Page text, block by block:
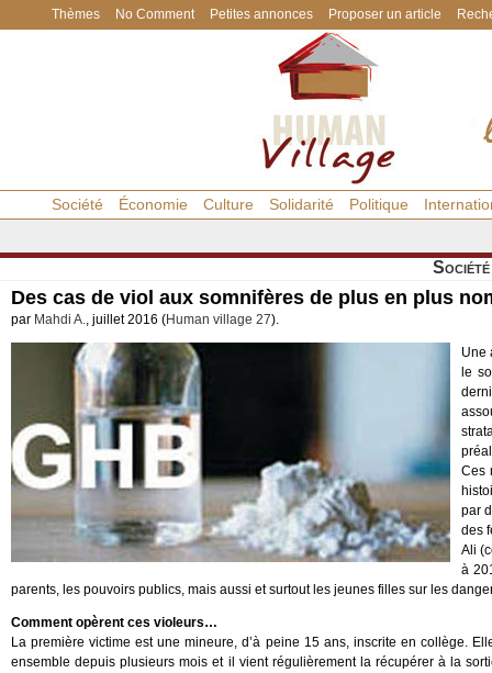
Thèmes No Comment Petites annonces Proposer un article
Société Économie Culture Solidarité Politique
Société
Des cas de viol aux somnifères de plus en plus
par Mahdi A., juillet 2016 (Human village 27).
Une
le
Ces
par
des
Ali
à
parents, les pouvoirs publics, mais aussi et surtout les jeunes filles sur les
Comment opèrent ces violeurs…
La première victime est une mineure, d’à peine 15 ans, inscrite en collège.
ensemble depuis plusieurs mois et il vient régulièrement la récupérer à la